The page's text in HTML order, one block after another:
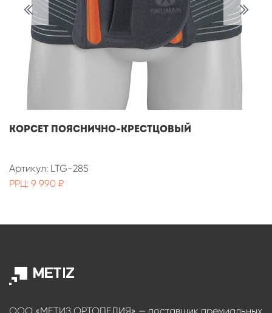
КОРСЕТ ПОЯСНИЧНО-КРЕСТЦОВЫЙ
Артикул: LTG-285
РРЦ: 9 990 ₽